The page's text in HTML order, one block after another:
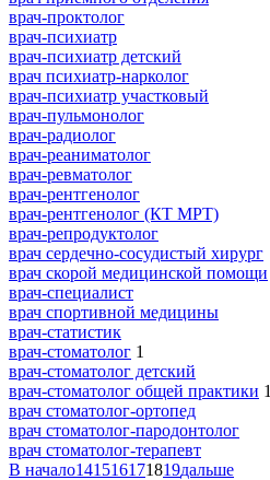
врач-проктолог
врач-психиатр
врач-психиатр детский
врач психиатр-нарколог
врач-психиатр участковый
врач-пульмонолог
врач-радиолог
врач-реаниматолог
врач-ревматолог
врач-рентгенолог
врач-рентгенолог (КТ МРТ)
врач-репродуктолог
врач сердечно-сосудистый хирург
врач скорой медицинской помощи
врач-специалист
врач спортивной медицины
врач-статистик
врач-стоматолог 1
врач-стоматолог детский
врач-стоматолог общей практики 1
врач стоматолог-ортопед
врач стоматолог-пародонтолог
врач стоматолог-терапевт
В начало141516171819дальше